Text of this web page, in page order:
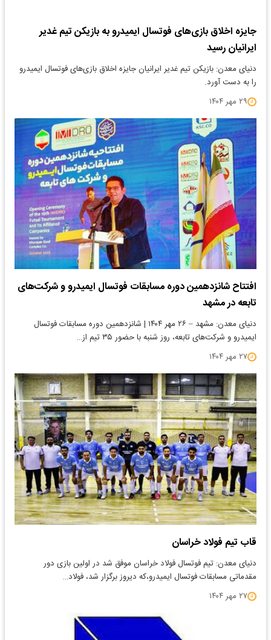
جایزه اخلاق بازی‌های فوتسال ایمیدرو به بازیکن تیم غدیر
ایرانیان رسید
دنیای معدن: بازیکن تیم غدیر ایرانیان جایزه اخلاق بازی‌های فوتسال ایمیدرو
را به دست آورد.
۲۹ مهر ۱۴۰۴
افتتاح شانزدهمین دوره مسابقات فوتسال ایمیدرو و شرکت‌های
تابعه در مشهد
دنیای معدن: مشهد – ۲۶ مهر ۱۴۰۴ | شانزدهمین دوره مسابقات فوتسال
ایمیدرو و شرکت‌های تابعه، روز شنبه با حضور ۳۵ تیم از…
۲۷ مهر ۱۴۰۴
قاب تیم فولاد خراسان
دنیای معدن: تیم فوتسال فولاد خراسان موفق شد در اولین بازی دور
مقدماتی مسابقات فوتسال ایمیدرو،که دیروز برگزار شد، فولاد…
۲۷ مهر ۱۴۰۴